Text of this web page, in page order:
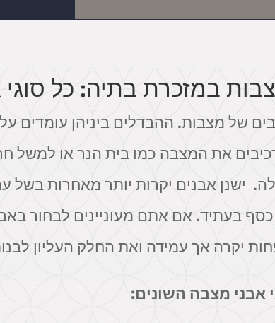
במזכרת בתיה: כל סוגי
של מצבות. ההבדלים ביניהן
את המצבה כמו בית הנר או למשל
ישנן אבנים יקרות יותר מאחרות בשל
בעתיד. אם אתם מעוניינים לבחור
יקרה אך עמידה ואת החלק העליון
אבני מצבה השונים: